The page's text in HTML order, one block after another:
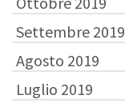
Settembre 2019
Agosto 2019
Luglio 2019